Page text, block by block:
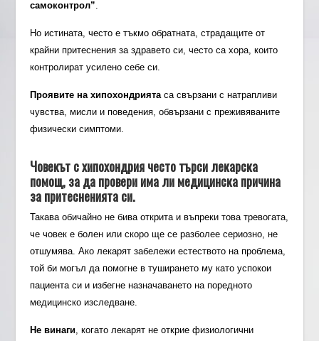
самоконтрол”.
Но истината, често е тъкмо обратната, страдащите от
крайни притеснения за здравето си, често са хора, които
контролират усилено себе си.
Проявите на хипохондриятаса свързани с натрапливи
чувства, мисли и поведения, обвързани с преживяваните
физически симптоми.
Човекът с хипохондриячесто търси лекарска
помощ, за да провери има ли медицинска причина
за притесненията си.
Такава обичайно не бива открита и въпреки това тревогата,
че човек е болен или скоро ще се разболее сериозно, не
отшумява. Ако лекарят забележи естеството на проблема,
той би могъл да помогне в туширането му като успокои
пациента си и избегне назначаването на поредното
медицинско изследване.
Не винаги, когато лекарят не открие физиологични